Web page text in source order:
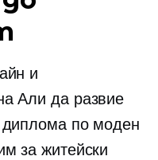
и
Али да развие
по моден
за житейски